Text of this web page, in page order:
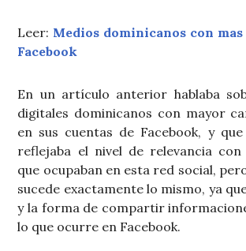
Leer: Medios dominicanos con
Facebook
En un artículo anterior hablaba
digitales dominicanos con mayor
en sus cuentas de Facebook, y
reflejaba el nivel de relevancia con
que ocupaban en esta red social,
sucede exactamente lo mismo, ya
y la forma de compartir
lo que ocurre en Facebook.